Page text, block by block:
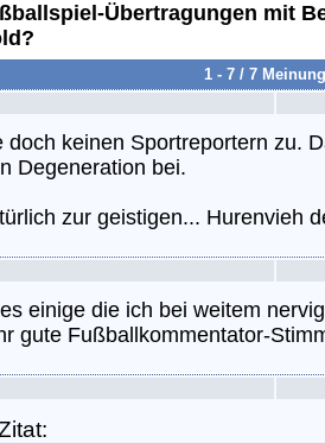
Übertragungen mit
1 - 7 / 7
doch keinen Sportreportern zu.
Degeneration bei.
zur geistigen... Hurenvieh
einige die ich bei weitem
gute Fußballkommentator-